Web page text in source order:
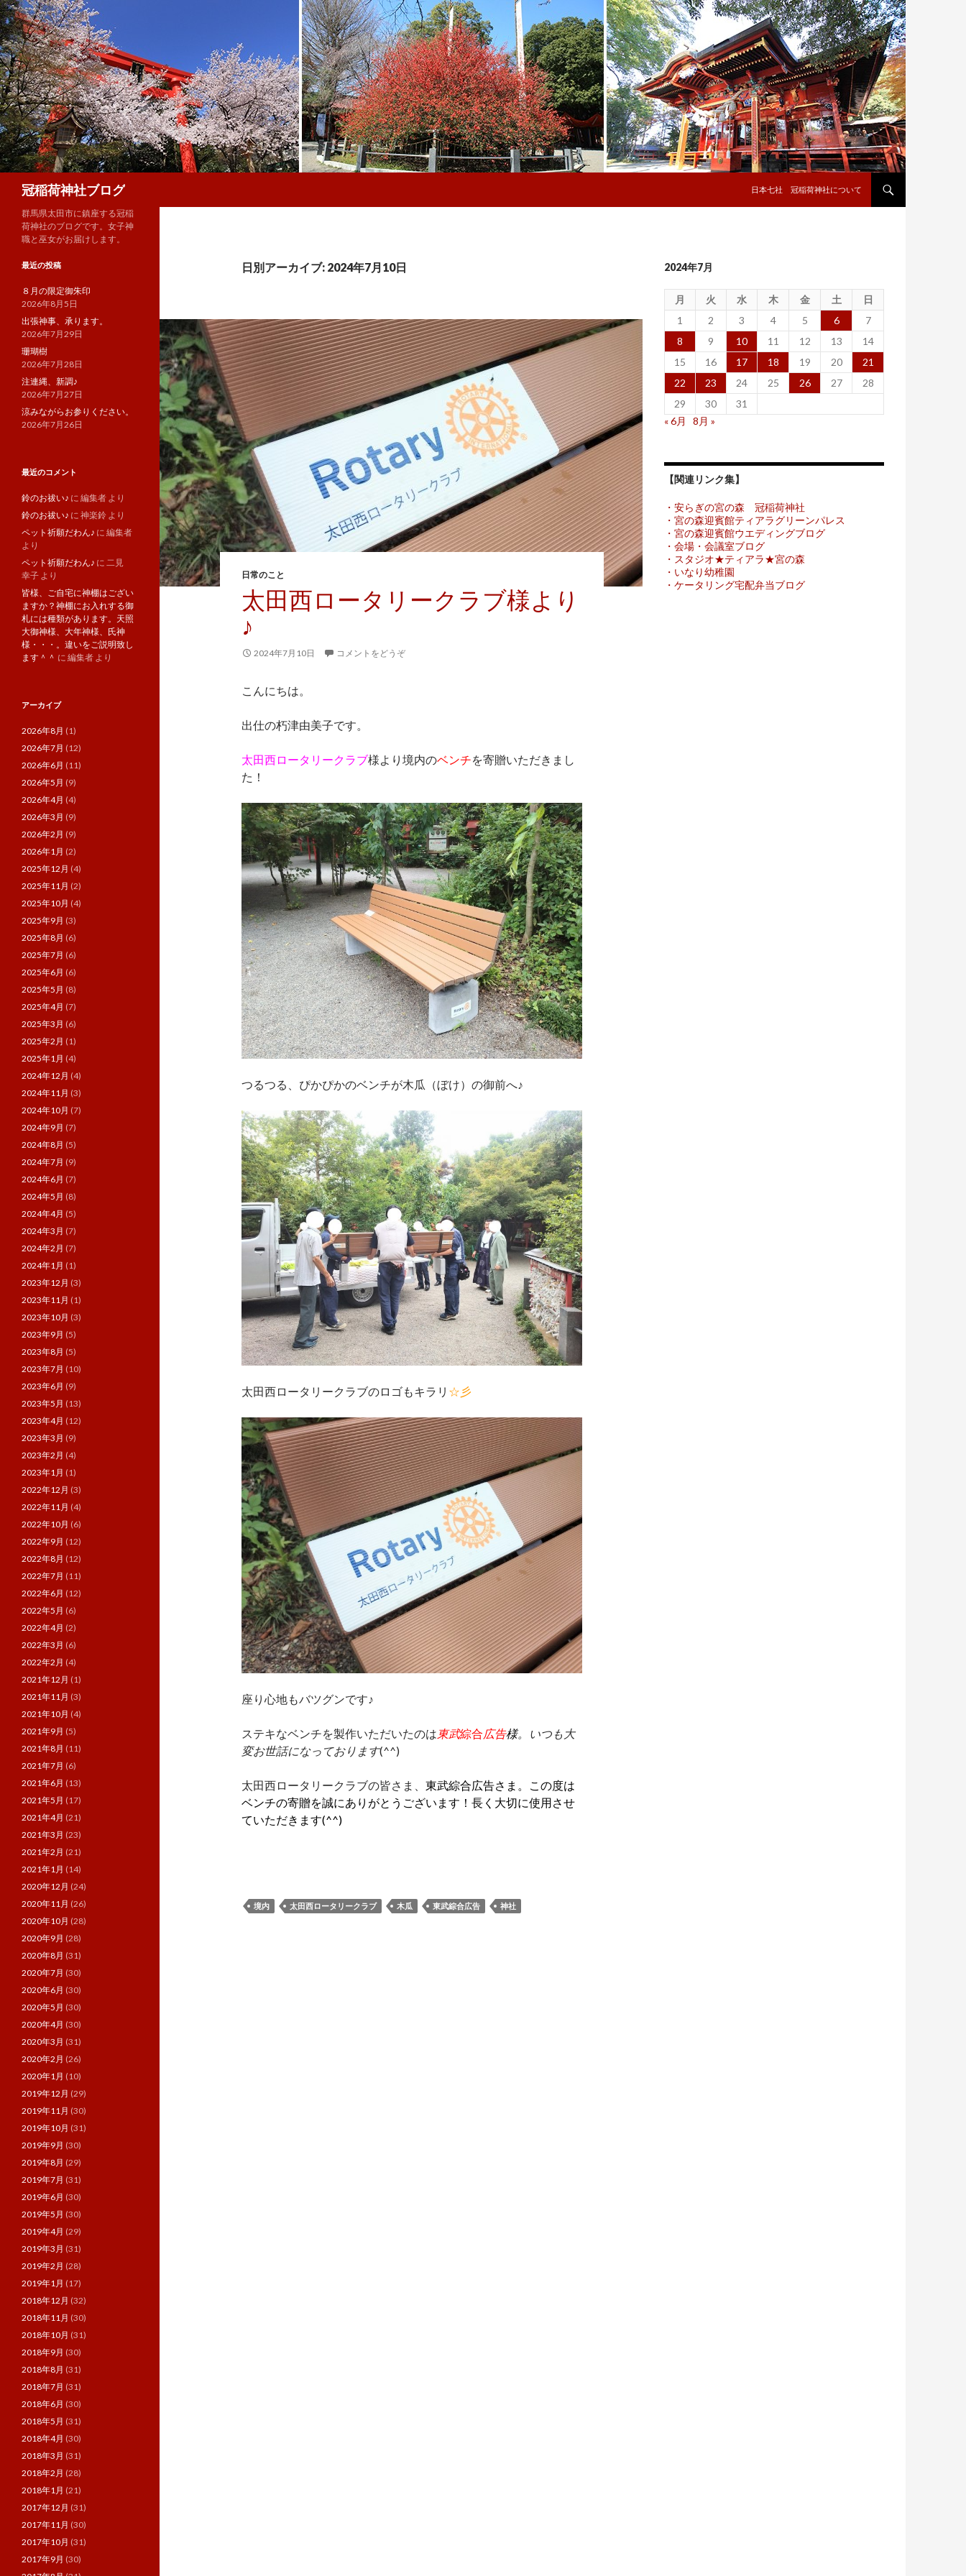
冠稲荷神社ブログ
日本七社 冠稲荷神社について
日別アーカイブ: 2024年7月10日
日常のこと
太田西ロータリークラブ様より
♪
2024年7月10日 コメントをどうぞ
こんにちは。
出仕の朽津由美子です。
太田西ロータリークラブ様より境内のベンチを寄贈いただきまし
た！
つるつる、ぴかぴかのベンチが木瓜（ぼけ）の御前へ♪
太田西ロータリークラブのロゴもキラリ ☆彡
座り心地もバツグンです♪
ステキなベンチを製作いただいたのは 東武綜合広告様。いつも大
変お世話になっております(^^)
太田西ロータリークラブの皆さま、 東武綜合広告さま。この度は
ベンチの寄贈を誠にありがとうございます！長く大切に使用させ
ていただきます(^^)
境内 太田西ロータリークラブ 木瓜 東武綜合広告 神社
2024年7月
月 火 水 木 金 土
日
1
2 3 4 5 6
7
8
9 10 11 12 13
14
15
16 17 18 19 20
21
22
23 24 25 26 27
28
29
30
31
« 6月
8月 »
【関連リンク集】
・安らぎの宮の森 冠稲荷神社
・宮の森迎賓館ティアラグリーンパレス
・宮の森迎賓館ウエディングブログ
・会場・会議室ブログ
・スタジオ★ティアラ★宮の森
・いなり幼稚園
・ケータリング宅配弁当ブログ
群馬県太田市に鎮座する冠稲
荷神社のブログです。女子神
職と巫女がお届けします。
最近の投稿
８月の限定御朱印
2026年8月5日
出張神事、承ります。
2026年7月29日
珊瑚樹
2026年7月28日
注連縄、新調♪
2026年7月27日
涼みながらお参りください。
2026年7月26日
最近のコメント
鈴のお祓い♪ に 編集者 より
鈴のお祓い♪ に 神楽鈴 より
ペット祈願だわん♪ に 編集者
より
ペット祈願だわん♪ に 二見
幸子 より
皆様、ご自宅に神棚はござい
ますか？神棚にお入れする御
札には種類があります。天照
大御神様、大年神様、氏神
様・・・。違いをご説明致し
ます＾＾ に 編集者 より
アーカイブ
2026年8月 (1)
2026年7月 (12)
2026年6月 (11)
2026年5月 (9)
2026年4月 (4)
2026年3月 (9)
2026年2月 (9)
2026年1月 (2)
2025年12月 (4)
2025年11月 (2)
2025年10月 (4)
2025年9月 (3)
2025年8月 (6)
2025年7月 (6)
2025年6月 (6)
2025年5月 (8)
2025年4月 (7)
2025年3月 (6)
2025年2月 (1)
2025年1月 (4)
2024年12月 (4)
2024年11月 (3)
2024年10月 (7)
2024年9月 (7)
2024年8月 (5)
2024年7月 (9)
2024年6月 (7)
2024年5月 (8)
2024年4月 (5)
2024年3月 (7)
2024年2月 (7)
2024年1月 (1)
2023年12月 (3)
2023年11月 (1)
2023年10月 (3)
2023年9月 (5)
2023年8月 (5)
2023年7月 (10)
2023年6月 (9)
2023年5月 (13)
2023年4月 (12)
2023年3月 (9)
2023年2月 (4)
2023年1月 (1)
2022年12月 (3)
2022年11月 (4)
2022年10月 (6)
2022年9月 (12)
2022年8月 (12)
2022年7月 (11)
2022年6月 (12)
2022年5月 (6)
2022年4月 (2)
2022年3月 (6)
2022年2月 (4)
2021年12月 (1)
2021年11月 (3)
2021年10月 (4)
2021年9月 (5)
2021年8月 (11)
2021年7月 (6)
2021年6月 (13)
2021年5月 (17)
2021年4月 (21)
2021年3月 (23)
2021年2月 (21)
2021年1月 (14)
2020年12月 (24)
2020年11月 (26)
2020年10月 (28)
2020年9月 (28)
2020年8月 (31)
2020年7月 (30)
2020年6月 (30)
2020年5月 (30)
2020年4月 (30)
2020年3月 (31)
2020年2月 (26)
2020年1月 (10)
2019年12月 (29)
2019年11月 (30)
2019年10月 (31)
2019年9月 (30)
2019年8月 (29)
2019年7月 (31)
2019年6月 (30)
2019年5月 (30)
2019年4月 (29)
2019年3月 (31)
2019年2月 (28)
2019年1月 (17)
2018年12月 (32)
2018年11月 (30)
2018年10月 (31)
2018年9月 (30)
2018年8月 (31)
2018年7月 (31)
2018年6月 (30)
2018年5月 (31)
2018年4月 (30)
2018年3月 (31)
2018年2月 (28)
2018年1月 (21)
2017年12月 (31)
2017年11月 (30)
2017年10月 (31)
2017年9月 (30)